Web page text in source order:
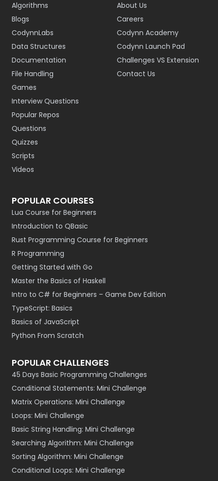
Algorithms
Blogs
CodynnLabs
Data Structures
Documentation
File Handling
Games
Interview Questions
Popular Repos
Questions
Quizzes
Scripts
Videos
About Us
Careers
Codynn Academy
Codynn Launch Pad
Challenges VS Extension
Contact Us
POPULAR COURSES
Lua Course for Beginners
Introduction to QBasic
Rust Programming Course for Beginners
R Programming
Getting Started with Go
Master the Basics of Haskell
Intro to C# for Beginners – Game Dev Edition
TypeScript: Basics
Basics of JavaScript
Python From Scratch
POPULAR CHALLENGES
45 Days Basic Programming Challenges
Conditional Statements: Mini Challenge
Matrix Operations: Mini Challenge
Loops: Mini Challenge
Basic String Handling: Mini Challenge
Searching Algorithm: Mini Challenge
Sorting Algorithm: Mini Challenge
Conditional Loops: Mini Challenge